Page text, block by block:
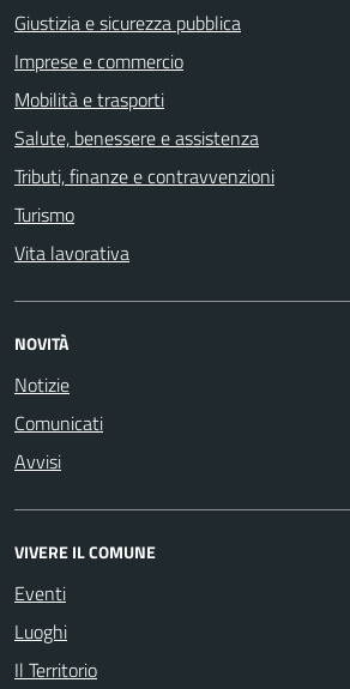
Giustizia e sicurezza pubblica
Imprese e commercio
Mobilità e trasporti
Salute, benessere e assistenza
Tributi, finanze e contravvenzioni
Turismo
Vita lavorativa
NOVITÀ
Notizie
Comunicati
Avvisi
VIVERE IL COMUNE
Eventi
Luoghi
Il Territorio